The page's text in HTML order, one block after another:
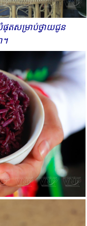
ត​​សម្រាប់​​ថ្វាយ​​ជូន​​
។